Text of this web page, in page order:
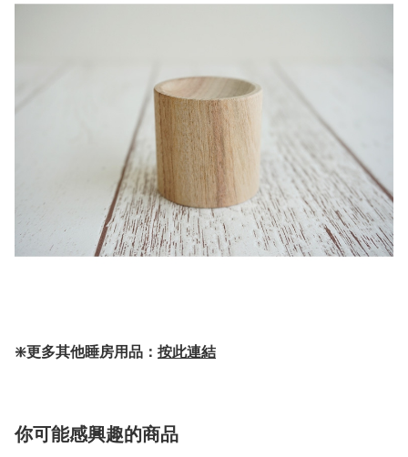
❇️更多其他睡房用品： 按此連結
你可能感興趣的商品